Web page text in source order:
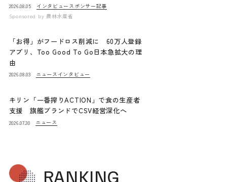
2026.08.05 インタビュー スポンサー記事
Sponsored by 農林水産省
「お得」がフードロス削減に 60万人登録
アプリ、Too Good To Go日本急拡大の理
由
2026.08.03 ニュース インタビュー
キリン「一番搾りACTION」で食の生産者
支援 旗艦ブランドでCSV経営深化へ
2026.07.30 ニュース
RANKING